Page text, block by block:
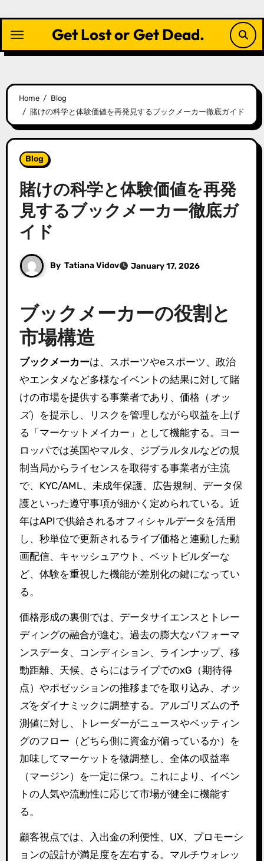
content
Get Lost or Get Dead.
Home
Blog
賭けの科学と体験価値を再発見するブックメーカー徹底ガイド
Blog
賭けの科学と体験価値を再発
見するブックメーカー徹底ガ
イド
By Tatiana Vidov January 17, 2026
ブックメーカーの役割と
市場構造
ブックメーカーは、スポーツやeスポーツ、政治
やエンタメなど多様なイベントの結果に対して賭
けの市場を提供する事業者であり、価格（オッ
ズ）を提示し、リスクを管理しながら収益を上げ
る「マーケットメイカー」として機能する。ヨー
ロッパでは英国やマルタ、ジブラルタルなどの規
制当局からライセンスを取得する事業者が主流
で、KYC/AML、未成年保護、広告規制、データ保
護といった遵守事項が細かく定められている。近
年はAPIで供給されるオフィシャルデータを活用
し、秒単位で更新されるライブ価格と連動した動
画配信、キャッシュアウト、ベットビルダーな
ど、体験を重視した機能が差別化の鍵になってい
る。
価格形成の裏側では、データサイエンスとトレー
ディングの融合が進む。過去の膨大なパフォーマ
ンスデータ、コンディション、ラインナップ、移
動距離、天候、さらにはライブでのxG（期待得
点）やポゼッションの推移までを取り込み、 オッ
ズをダイナミックに調整する。アルゴリズムの予
測値に対し、トレーダーがニュースやベッティン
グのフロー（どちら側に資金が偏っているか）を
加味してマーケットを微調整し、全体の収益率
（マージン）を一定に保つ。これにより、イベン
トの人気や流動性に応じて市場が健全に機能す
る。
顧客視点では、入出金の利便性、UX、プロモーシ
ョンの設計が満足度を左右する。マルチウォレッ